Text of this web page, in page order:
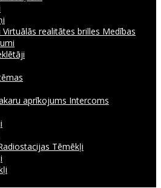
Virtuālās realitātes brilles Medības
aprīkojums Intercoms
Tēmēkļi